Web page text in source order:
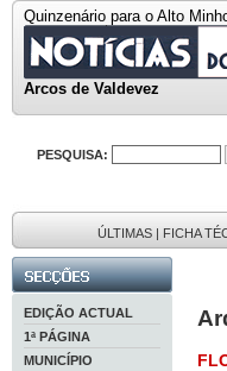
Quinzenário para o Alto
Arcos de Valdevez
PESQUISA:
ÚLTIMAS | FICHA
EDIÇÃO ACTUAL
1ª PÁGINA
MUNICÍPIO